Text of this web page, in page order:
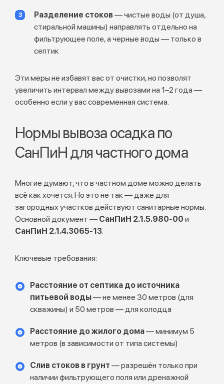
Разделение стоков— чистые воды (от душа,
стиральной машины) направлять отдельно на
фильтрующее поле, а черные воды — только в
септик
Эти меры не избавят вас от очистки, но позволят
увеличить интервал между вывозами на 1–2 года —
особенно если у вас современная система.
Нормы вывоза осадка по
СанПиН для частного дома
Многие думают, что в частном доме можно делать
всё как хочется. Но это не так — даже для
загородных участков действуют санитарные нормы.
Основной документ — СанПиН 2.1.5.980-00 и
СанПиН 2.1.4.3065-13.
Ключевые требования:
Расстояние от септика до источника
питьевой воды— не менее 30 метров (для
скважины) и 50 метров — для колодца
Расстояние до жилого дома— минимум 5
метров (в зависимости от типа системы)
Слив стоков в грунт — разрешён только при
наличии фильтрующего поля или дренажной